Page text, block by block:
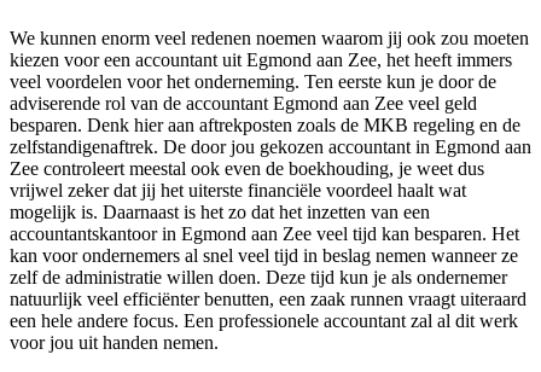
We kunnen enorm veel redenen noemen waarom jij ook zou moeten
kiezen voor een accountant uit Egmond aan Zee, het heeft immers
veel voordelen voor het onderneming. Ten eerste kun je door de
adviserende rol van de accountant Egmond aan Zee veel geld
besparen. Denk hier aan aftrekposten zoals de MKB regeling en de
zelfstandigenaftrek. De door jou gekozen accountant in Egmond aan
Zee controleert meestal ook even de boekhouding, je weet dus
vrijwel zeker dat jij het uiterste financiële voordeel haalt wat
mogelijk is. Daarnaast is het zo dat het inzetten van een
accountantskantoor in Egmond aan Zee veel tijd kan besparen. Het
kan voor ondernemers al snel veel tijd in beslag nemen wanneer ze
zelf de administratie willen doen. Deze tijd kun je als ondernemer
natuurlijk veel efficiënter benutten, een zaak runnen vraagt uiteraard
een hele andere focus. Een professionele accountant zal al dit werk
voor jou uit handen nemen.